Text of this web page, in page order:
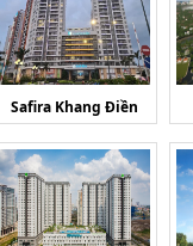
Safira Khang Điền